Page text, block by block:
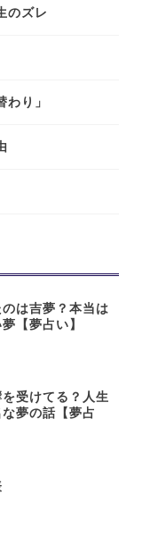
のズレ
り」
は吉夢？本当は
【夢占い】
受けてる？人生
夢の話【夢占